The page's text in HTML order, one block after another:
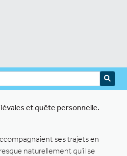
et quête personnelle.
ses trajets en
naturellement qu’il se